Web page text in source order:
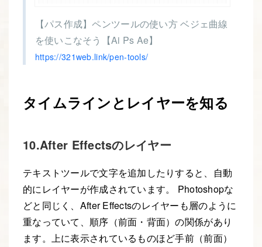
【パス作成】ペンツールの使い方 ベジェ曲線
を使いこなそう【Ai Ps Ae】
https://321web.link/pen-tools/
タイムラインとレイヤーを知る
10.After Effectsのレイヤー
テキストツールで文字を追加したりすると、自動
的にレイヤーが作成されています。 Photoshopな
どと同じく、After Effectsのレイヤーも層のように
重なっていて、順序（前面・背面）の関係があり
ます。上に表示されているものほど手前（前面）